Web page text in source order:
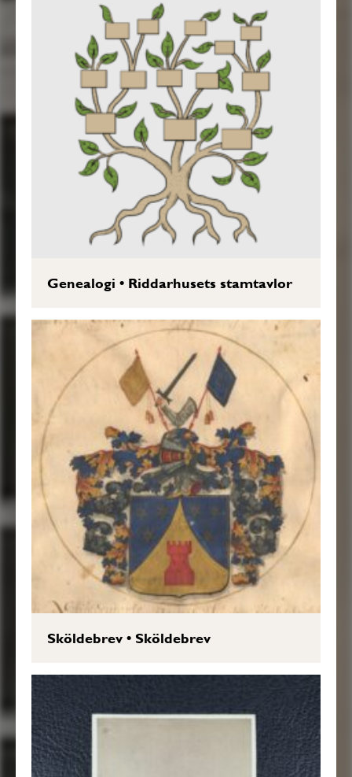
Genealogi • Riddarhusets stamtavlor
Sköldebrev•Sköldebrev